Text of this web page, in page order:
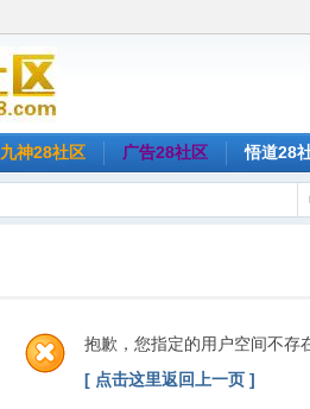
九神28社区 广告28社区 悟道28
抱歉，您指定的用户空间不存
[ 点击这里返回上一页 ]